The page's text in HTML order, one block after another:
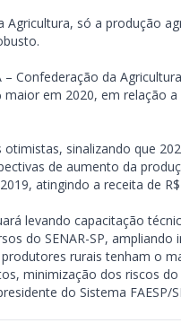
só a produção
Confederação da
em 2020, em relação
sinalizando que
de aumento da
atingindo a receita de
levando capacitação
do SENAR-SP, ampliando
rurais tenham o
minimização dos riscos
do Sistema FAESP/